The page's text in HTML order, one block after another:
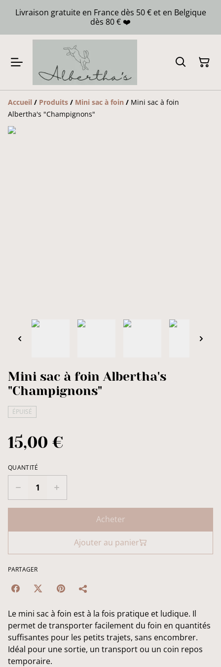
Livraison gratuite en France dès 50 € et en Belgique
dès 80 € ❤️
Accueil / Produits / Mini sac à foin / Mini sac à foin
Albertha's "Champignons"
Mini sac à foin Albertha's
"Champignons"
ÉPUISÉ
15,00 €
QUANTITÉ
Acheter
Ajouter au panier
PARTAGER
Le mini sac à foin est à la fois pratique et ludique. Il
permet de transporter facilement du foin en quantités
suffisantes pour les petits trajets, sans encombrer.
Idéal pour une sortie, un transport ou un coin repos
temporaire.